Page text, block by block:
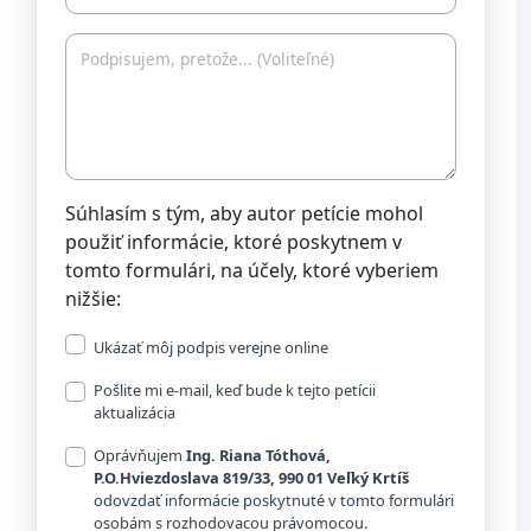
Súhlasím s tým, aby autor petície mohol
použiť informácie, ktoré poskytnem v
tomto formulári, na účely, ktoré vyberiem
nižšie:
Ukázať môj podpis verejne online
Pošlite mi e-mail, keď bude k tejto petícii
aktualizácia
Oprávňujem Ing. Riana Tóthová,
P.O.Hviezdoslava 819/33, 990 01 Veľký Krtíš
odovzdať informácie poskytnuté v tomto formulári
osobám s rozhodovacou právomocou.